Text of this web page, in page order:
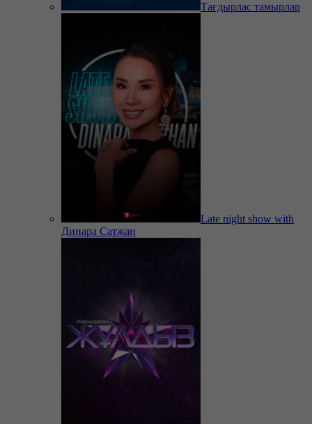
Тағдырлас тамырлар
Late night show with
Динара Сатжан